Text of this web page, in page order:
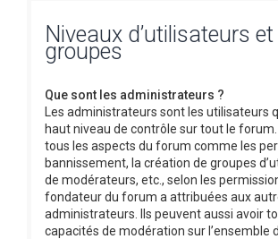
Niveaux d’utilisateurs et
groupes
Que sont les administrateurs ?
Les administrateurs sont les utilisateurs
haut niveau de contrôle sur tout le
tous les aspects du forum comme les
bannissement, la création de groupes
de modérateurs, etc., selon les
fondateur du forum a attribuées aux
administrateurs. Ils peuvent aussi avoir
capacités de modération sur l’ensemble